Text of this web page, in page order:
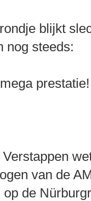
blijkt
nog steeds:
prestatie!
van de
op de